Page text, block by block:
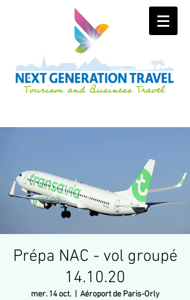
Prépa NAC - vol groupé
14.10.20
mer. 14 oct.
  |
Aéroport de Paris-Orly